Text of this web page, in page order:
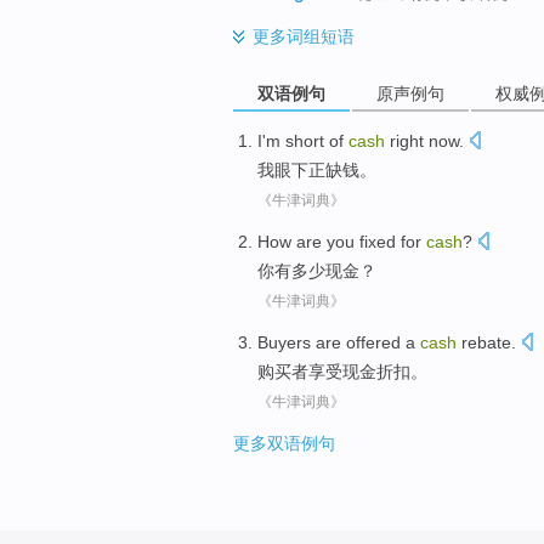
更多词组短语
双语例句 原声例句 权威
I'm short of cash right now.
我眼下正缺钱。
《牛津词典》
How are you fixed for cash?
你有多少现金 ？
《牛津词典》
Buyers are offered a cash rebate
购买者享受现金折扣。
《牛津词典》
更多双语例句